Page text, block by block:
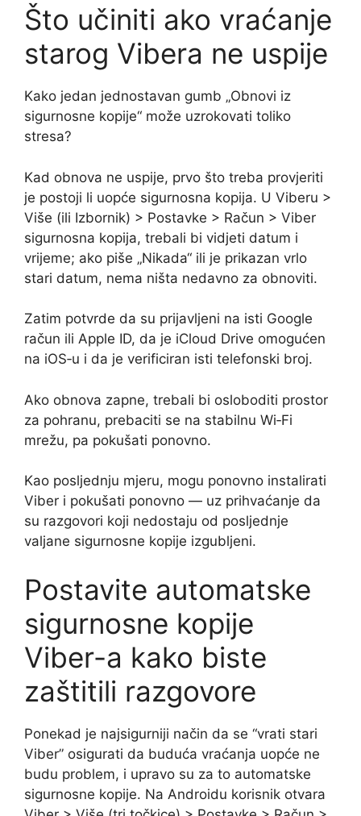
Što učiniti ako vraćanje
starog Vibera ne uspije
Kako jedan jednostavan gumb „Obnovi iz
sigurnosne kopije“ može uzrokovati toliko
stresa?
Kad obnova ne uspije, prvo što treba provjeriti
je postoji li uopće sigurnosna kopija. U Viberu >
Više (ili Izbornik) > Postavke > Račun > Viber
sigurnosna kopija, trebali bi vidjeti datum i
vrijeme; ako piše „Nikada“ ili je prikazan vrlo
stari datum, nema ništa nedavno za obnoviti.
Zatim potvrde da su prijavljeni na isti Google
račun ili Apple ID, da je iCloud Drive omogućen
na iOS‑u i da je verificiran isti telefonski broj.
Ako obnova zapne, trebali bi osloboditi prostor
za pohranu, prebaciti se na stabilnu Wi‑Fi
mrežu, pa pokušati ponovno.
Kao posljednju mjeru, mogu ponovno instalirati
Viber i pokušati ponovno — uz prihvaćanje da
su razgovori koji nedostaju od posljednje
valjane sigurnosne kopije izgubljeni.
Postavite automatske
sigurnosne kopije
Viber-a kako biste
zaštitili razgovore
Ponekad je najsigurniji način da se “vrati stari
Viber” osigurati da buduća vraćanja uopće ne
budu problem, i upravo su za to automatske
sigurnosne kopije. Na Androidu korisnik otvara